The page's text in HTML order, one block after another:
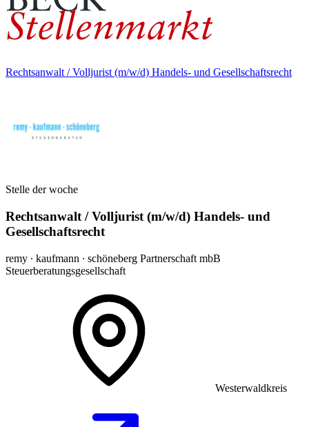
Rechtsanwalt / Volljurist (m/w/d) Handels- und Gesellschaftsrecht
Stelle der woche
Rechtsanwalt / Volljurist (m/w/d) Handels- und
Gesellschaftsrecht
remy ∙ kaufmann ∙ schöneberg Partnerschaft mbB
Steuerberatungsgesellschaft
Westerwaldkreis